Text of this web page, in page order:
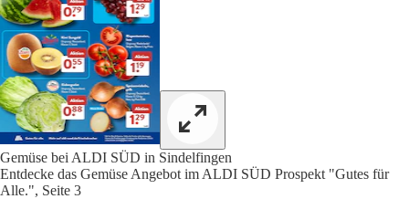
Gemüse bei ALDI SÜD in Sindelfingen
Entdecke das Gemüse Angebot im ALDI SÜD Prospekt "Gutes für
Alle.", Seite 3